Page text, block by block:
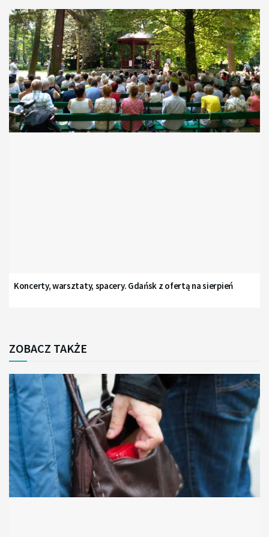
Koncerty, warsztaty, spacery. Gdańsk z ofertą na sierpień
ZOBACZ TAKŻE